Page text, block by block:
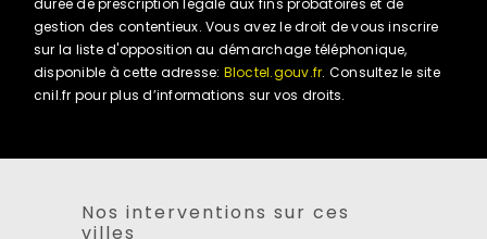
durée de prescription légale aux fins probatoires et de
gestion des contentieux. Vous avez le droit de vous inscrire
sur la liste d'opposition au démarchage téléphonique,
disponible à cette adresse: Bloctel.gouv.fr. Consultez le site
cnil.fr pour plus d’informations sur vos droits.
Nos interventions sur ces
villes